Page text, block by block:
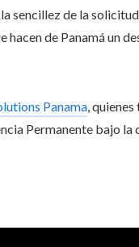
sencillez de la
de Panamá un
Panama,
Permanente bajo